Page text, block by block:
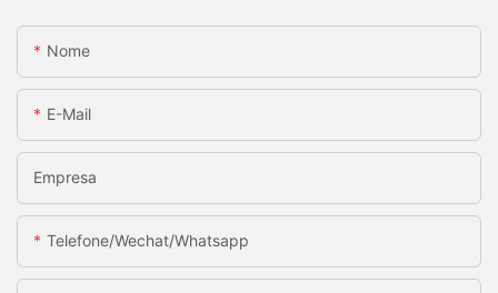
Nome
E-Mail
Empresa
Telefone/Wechat/Whatsapp